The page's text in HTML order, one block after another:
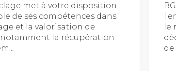
met à votre disposition
de ses compétences dans
et la valorisation de
la récupération
le
de